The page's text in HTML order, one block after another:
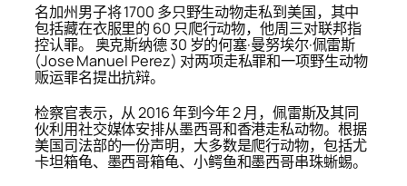
名加州男子将 1700 多只野生动物走私到美国，其中
包括藏在衣服里的 60 只爬行动物，他周三对联邦指
控认罪。 奥克斯纳德 30 岁的何塞·曼努埃尔·佩雷斯
(Jose Manuel Perez) 对两项走私罪和一项野生动物
贩运罪名提出抗辩。
检察官表示，从 2016 年到今年 2 月，佩雷斯及其同
伙利用社交媒体安排从墨西哥和香港走私动物。根据
美国司法部的一份声明，大多数是爬行动物，包括尤
卡坦箱龟、墨西哥箱龟、小鳄鱼和墨西哥串珠蜥蜴。